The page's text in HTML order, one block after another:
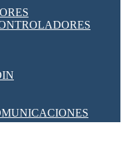
DE CORRIENTE
PROGRAMABLES